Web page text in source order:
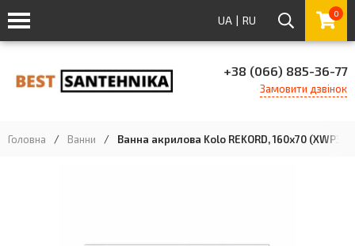
UA | RU 0
+38 (066) 885-36-77
Замовити дзвінок
Головна / Ванни / Ванна акрилова Kolo REKORD, 160x70